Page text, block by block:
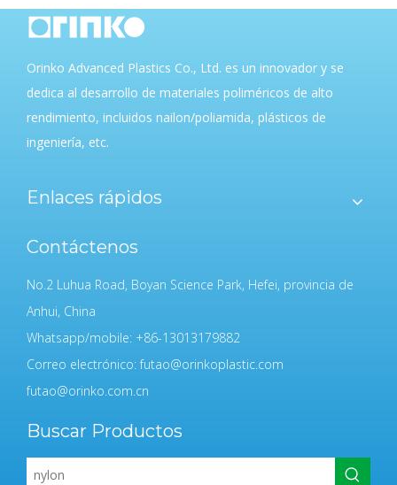
Orinko Advanced Plastics Co., Ltd. es un innovador y se
dedica al desarrollo de materiales poliméricos de alto
rendimiento, incluidos nailon/poliamida, plásticos de
ingeniería, etc.
Enlaces rápidos
Contáctenos
No.2 Luhua Road, Boyan Science Park, Hefei, provincia de
Anhui, China
Whatsapp/mobile: +86-13013179882
Correo electrónico:futao@orinkoplastic.com
futao@orinko.com.cn
Buscar Productos